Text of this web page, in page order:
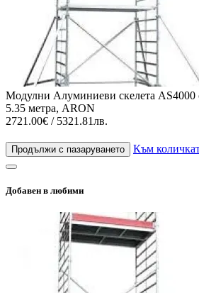
Модулни Алуминиеви скелета AS4000
5.35 метра, ARON
2721.00€ / 5321.81лв.
Продължи с пазаруването Към
Добавен в любими